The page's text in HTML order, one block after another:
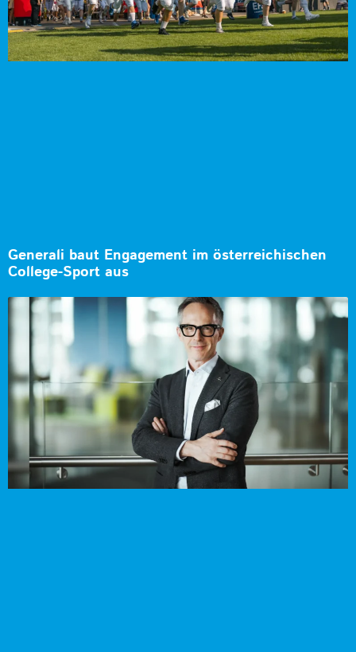
Generali baut Engagement im österreichischen
College-Sport aus